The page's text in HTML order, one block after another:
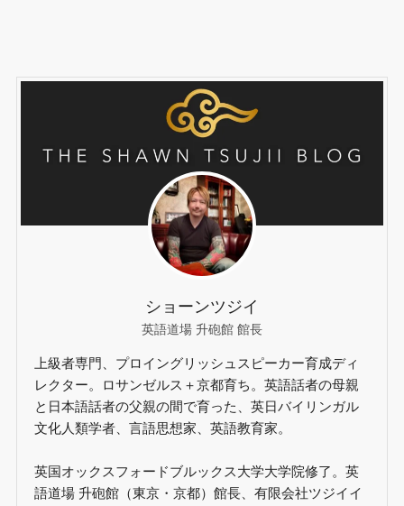
ショーンツジイ
英語道場 升砲館 館長
上級者専門、プロイングリッシュスピーカー育成ディ
レクター。ロサンゼルス＋京都育ち。英語話者の母親
と日本語話者の父親の間で育った、英日バイリンガル
文化人類学者、言語思想家、英語教育家。
英国オックスフォードブルックス大学大学院修了。英
語道場 升砲館（東京・京都）館長、有限会社ツジイイ